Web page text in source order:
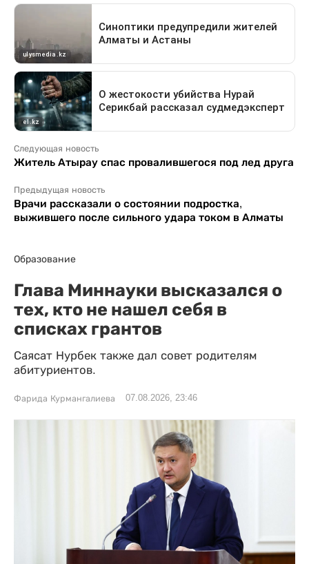
Следующая новость
Житель Атырау спас провалившегося под лед друга
Предыдущая новость
Врачи рассказали о состоянии подростка,
выжившего после сильного удара током в Алматы
Образование
Глава Миннауки высказался о
тех, кто не нашел себя в
списках грантов
Саясат Нурбек также дал совет родителям
абитуриентов.
Фарида Курмангалиева 07.08.2026, 23:46